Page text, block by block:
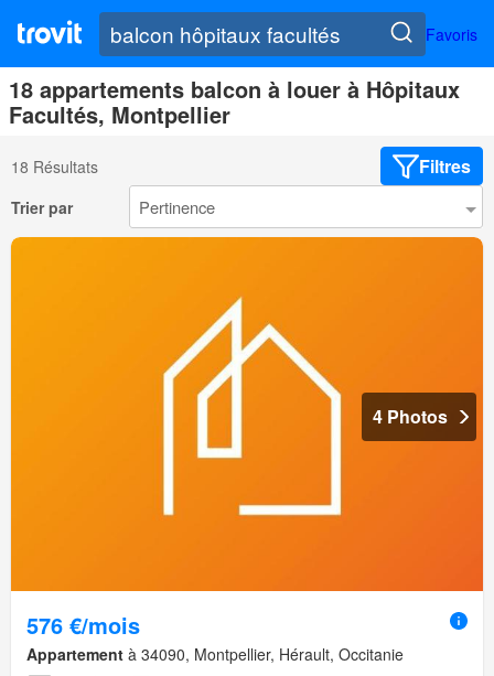
Favoris
18 appartements balcon à louer à Hôpitaux
Facultés, Montpellier
18 Résultats Filtres
Trier par
4 Photos
576 €/mois
Appartement à 34090, Montpellier, Hérault, Occitanie